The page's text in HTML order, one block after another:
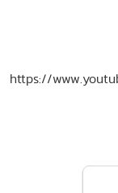
https://